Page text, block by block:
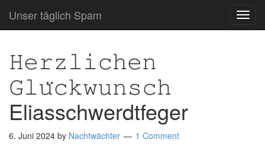
Unser täglich Spam
𝙷𝚎𝚛𝚣𝚕𝚒𝚌𝚑𝚎𝚗
𝙶𝚕𝚞̈𝚌𝚔𝚠𝚞𝚗𝚜𝚌𝚑
Eliasschwerdtfeger
6. Juni 2024 by Nachtwächter 1 Comment